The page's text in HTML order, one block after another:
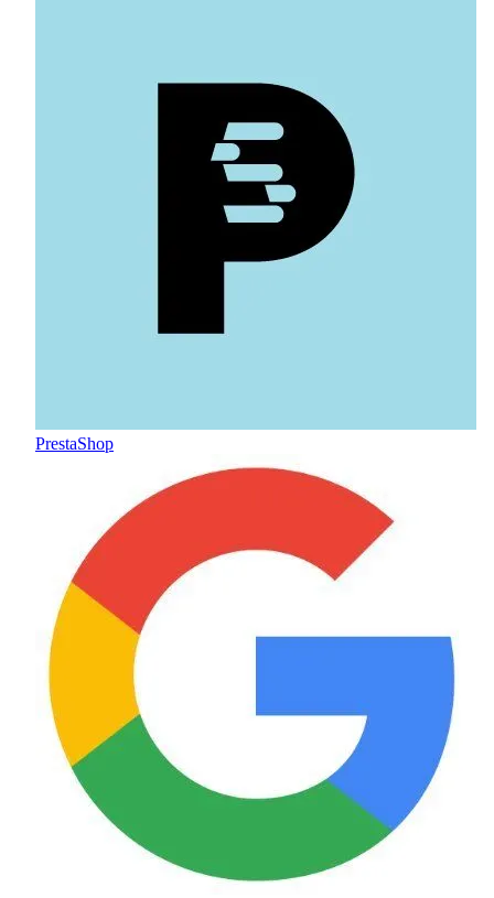
PrestaShop